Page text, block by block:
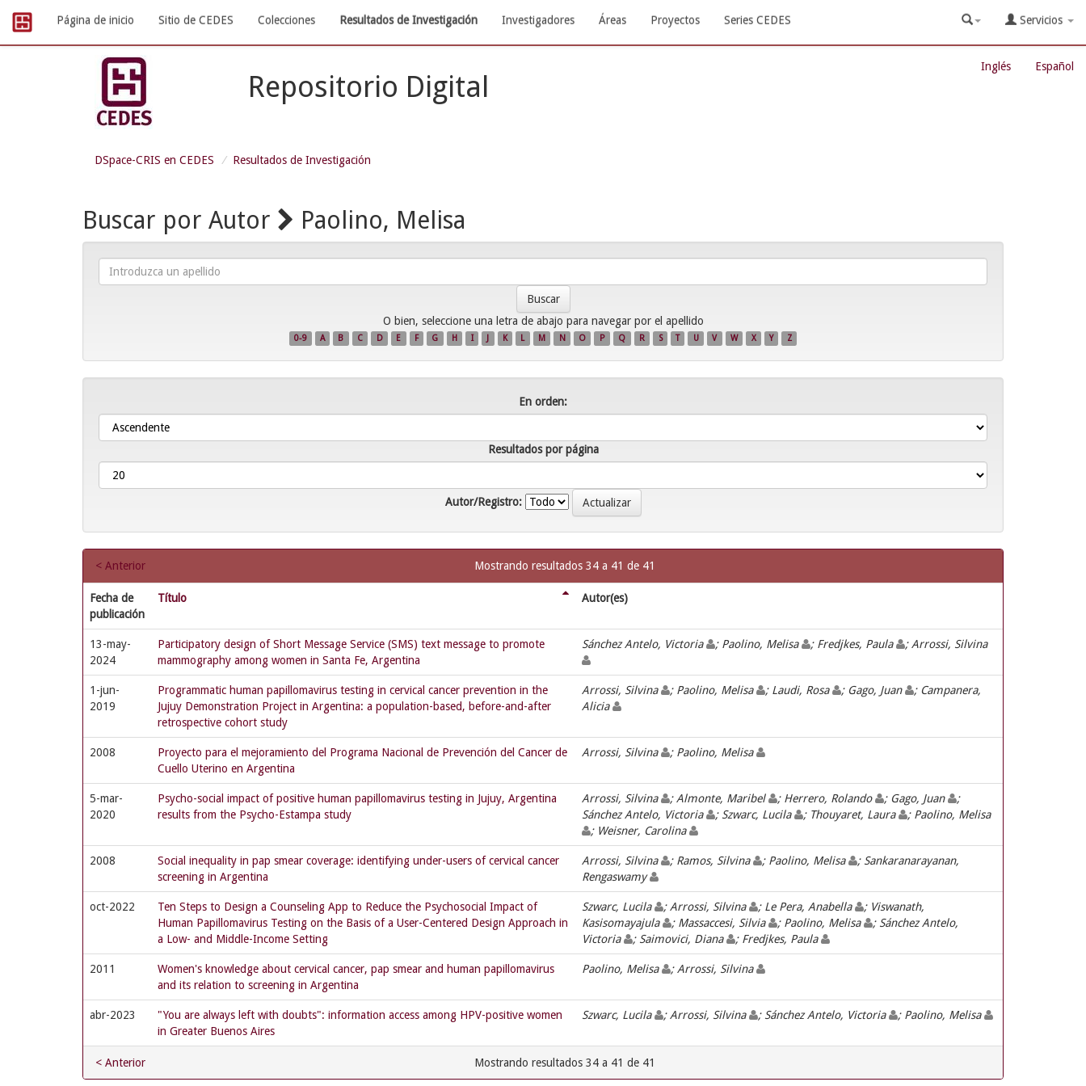
navigation
Página de inicio Sitio de CEDES Colecciones Resultados de Investigación Investigadores Áreas Proyectos Series CEDES Servicios
Inglés Español
Repositorio Digital
DSpace-CRIS en CEDES Resultados de Investigación
Buscar por Autor Paolino, Melisa
Introduzca
un
O bien, seleccione una letra de abajo para navegar por el apellido
0-9 A B C D E F G H I J K L M N O P Q R S T U V W X Y Z
En orden:
Resultados por página
Autor/Registro:
Mostrando resultados 34 a 41 de 41
< Anterior
Fecha de
publicación
Título Autor(es)
13-may-
2024
Participatory design of Short Message Service (SMS) text message to promote
mammography among women in Santa Fe, Argentina
Sánchez Antelo, Victoria ; Paolino, Melisa ; Fredjkes, Paula ; Arrossi, Silvina
1-jun-
2019
Programmatic human papillomavirus testing in cervical cancer prevention in the
Jujuy Demonstration Project in Argentina: a population-based, before-and-after
retrospective cohort study
Arrossi, Silvina ; Paolino, Melisa ; Laudi, Rosa ; Gago, Juan
; Campanera,
Alicia
2008
Proyecto para el mejoramiento del Programa Nacional de Prevención del Cancer de
Cuello Uterino en Argentina
Arrossi, Silvina ; Paolino, Melisa
5-mar-
2020
Psycho-social impact of positive human papillomavirus testing in Jujuy, Argentina
results from the Psycho-Estampa study
Arrossi, Silvina ; Almonte, Maribel ; Herrero, Rolando ; Gago, Juan
;
Sánchez Antelo, Victoria
; Szwarc, Lucila ; Thouyaret, Laura
; Paolino, Melisa
; Weisner, Carolina
2008
Social inequality in pap smear coverage: identifying under-users of cervical cancer
screening in Argentina
Arrossi, Silvina ; Ramos, Silvina ; Paolino, Melisa
; Sankaranarayanan,
Rengaswamy
oct-2022
Ten Steps to Design a Counseling App to Reduce the Psychosocial Impact of
Human Papillomavirus Testing on the Basis of a User-Centered Design Approach in
a Low- and Middle-Income Setting
Szwarc, Lucila ; Arrossi, Silvina ; Le Pera, Anabella
; Viswanath,
Kasisomayajula
; Massaccesi, Silvia ; Paolino, Melisa
; Sánchez Antelo,
Victoria
; Saimovici, Diana ; Fredjkes, Paula
2011
Women's knowledge about cervical cancer, pap smear and human papillomavirus
and its relation to screening in Argentina
Paolino, Melisa ; Arrossi, Silvina
abr-2023
"You are always left with doubts": information access among HPV-positive women
in Greater Buenos Aires
Szwarc, Lucila ; Arrossi, Silvina ; Sánchez Antelo, Victoria ; Paolino, Melisa
Mostrando resultados 34 a 41 de 41
< Anterior